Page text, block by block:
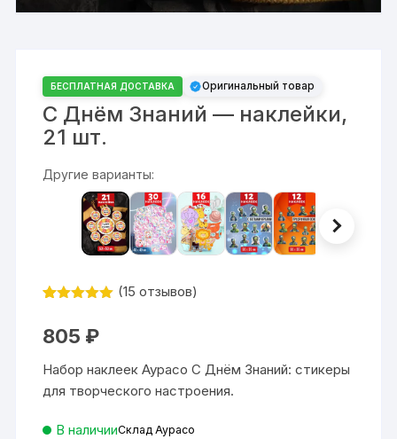
БЕСПЛАТНАЯ ДОСТАВКА Оригинальный товар
С Днём Знаний — наклейки,
21 шт.
Другие варианты:
основе
пользовател
ей
(15 отзывов)
805 ₽
Набор наклеек Аурасо С Днём Знаний: стикеры
для творческого настроения.
В наличииСклад Аурасо